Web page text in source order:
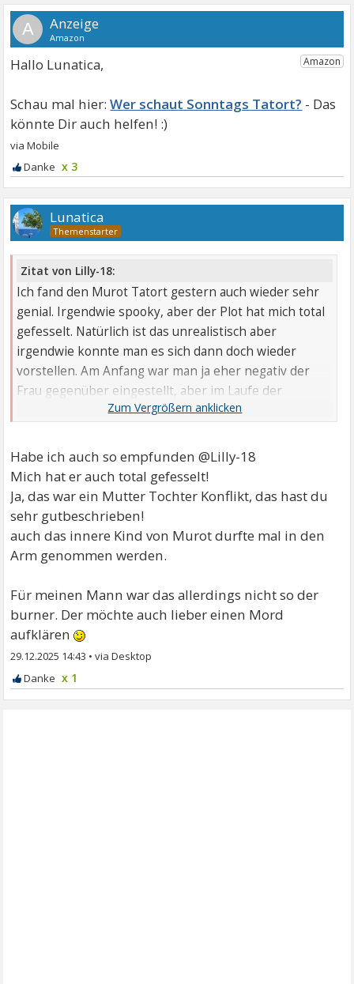
A
Hallo Lunatica,
Wer schaut Sonntags Tatort?
x 3
Lunatica
Zitat von Lilly-18:
Ich fand den Murot Tatort gestern auch wieder sehr
genial. Irgendwie spooky, aber der Plot hat mich total
gefesselt. Natürlich ist das unrealistisch aber
irgendwie konnte man es sich dann doch wieder
vorstellen. Am Anfang war man ja eher negativ der
Frau gegenüber eingestellt, aber im Laufe der
Geschichte hat sich ...
Habe ich auch so empfunden @Lilly-18
Mich hat er auch total gefesselt!
Ja, das war ein Mutter Tochter Konflikt, das hast du
sehr gutbeschrieben!
auch das innere Kind von Murot durfte mal in den
Arm genommen werden.
Für meinen Mann war das allerdings nicht so der
burner. Der möchte auch lieber einen Mord
aufklären
29.12.2025 14:43 •
x 1